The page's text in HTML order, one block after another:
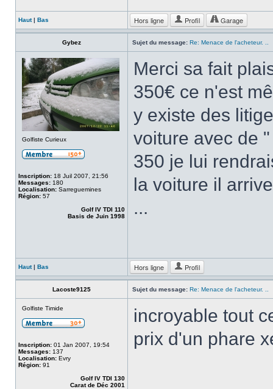
Haut| Bas Hors ligne Profil Garage
Gybez Sujet du message: Re: Menace de l'acheteur. ..
Golfiste Curieux
Inscription: 18 Juil 2007, 21:56
Messages: 180
Localisation: Sarreguemines
Région: 57
Golf IV TDI 110
Basis de Juin 1998
Merci sa fait
350€ ce n'est
y existe des
voiture avec de
350 je lui
la voiture il
...
Haut| Bas Hors ligne Profil
Lacoste9125 Sujet du message: Re: Menace de l'acheteur. ..
Golfiste Timide
Inscription: 01 Jan 2007, 19:54
Messages: 137
Localisation: Evry
Région: 91
Golf IV TDI 130
Carat de Déc 2001
incroyable tout
prix d'un phare